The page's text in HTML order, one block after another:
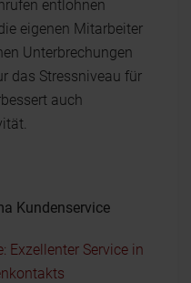
entlohnen
eigenen Mitarbeiter
Unterbrechungen
das Stressniveau für
auch
Kundenservice
Exzellenter Service in